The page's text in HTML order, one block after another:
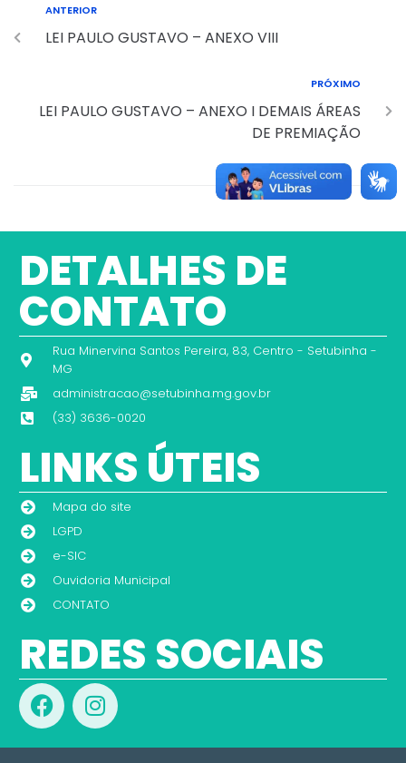
ANTERIOR
LEI PAULO GUSTAVO – ANEXO VIII
PRÓXIMO
LEI PAULO GUSTAVO – ANEXO I DEMAIS ÁREAS
DE PREMIAÇÃO
DETALHES DE
CONTATO
Rua Minervina Santos Pereira, 83, Centro - Setubinha -
MG
administracao@setubinha.mg.gov.br
(33) 3636-0020
LINKS ÚTEIS
Mapa do site
LGPD
e-SIC
Ouvidoria Municipal
CONTATO
REDES SOCIAIS